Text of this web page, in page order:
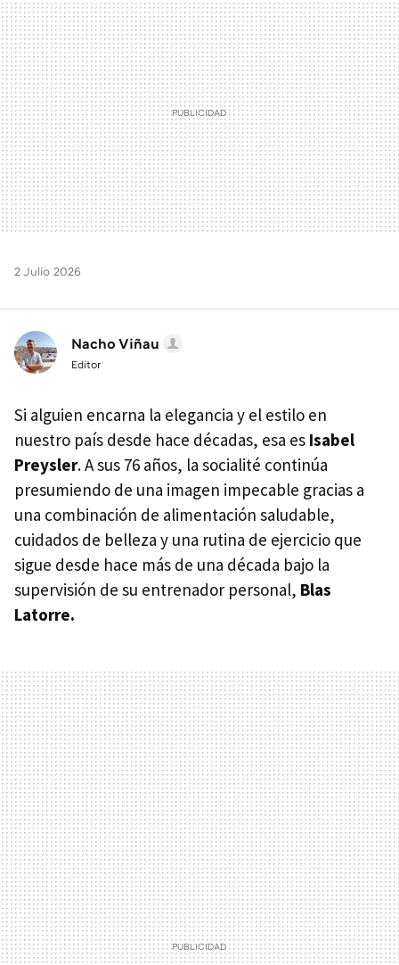
MAIL
2 Julio 2026
Nacho Viñau
Editor
Si alguien encarna la elegancia y el estilo en
nuestro país desde hace décadas, esa es Isabel
Preysler. A sus 76 años, la socialité continúa
presumiendo de una imagen impecable gracias a
una combinación de alimentación saludable,
cuidados de belleza y una rutina de ejercicio que
sigue desde hace más de una década bajo la
supervisión de su entrenador personal, Blas
Latorre.